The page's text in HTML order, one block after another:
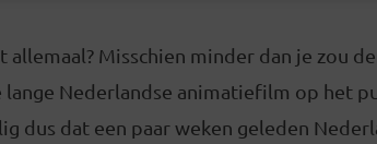
allemaal? Misschien minder dan je zou
Nederlandse animatiefilm op het
dus dat een paar weken geleden